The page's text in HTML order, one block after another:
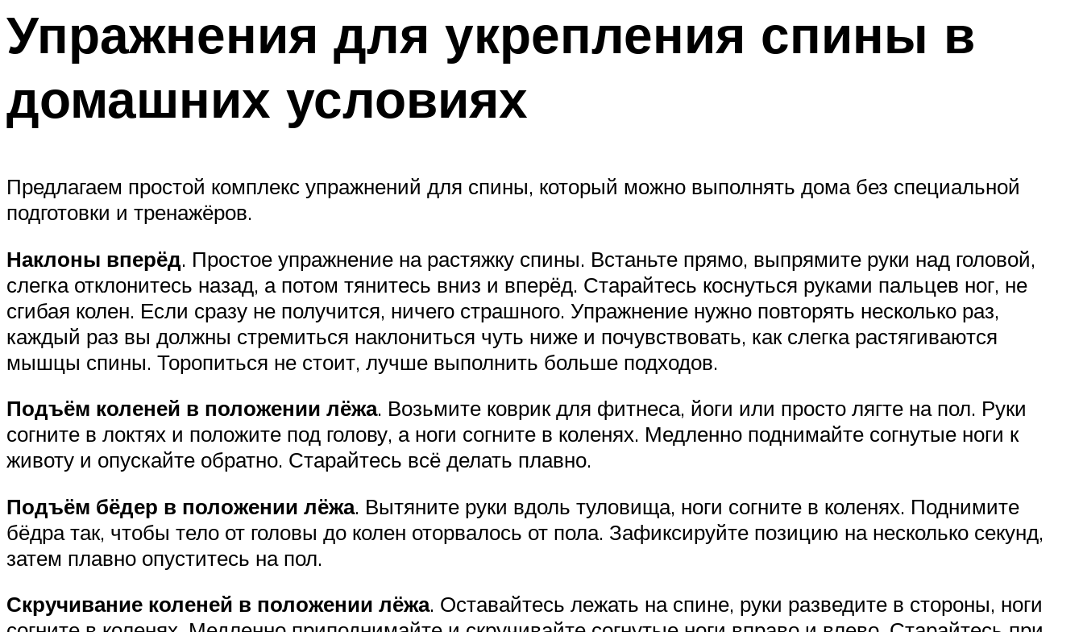
Упражнения для укрепления спины в
домашних условиях
Предлагаем простой комплекс упражнений для спины, который можно выполнять дома без специальной
подготовки и тренажёров.
Наклоны вперёд. Простое упражнение на растяжку спины. Встаньте прямо, выпрямите руки над головой,
слегка отклонитесь назад, а потом тянитесь вниз и вперёд. Старайтесь коснуться руками пальцев ног, не
сгибая колен. Если сразу не получится, ничего страшного. Упражнение нужно повторять несколько раз,
каждый раз вы должны стремиться наклониться чуть ниже и почувствовать, как слегка растягиваются
мышцы спины. Торопиться не стоит, лучше выполнить больше подходов.
Подъём коленей в положении лёжа. Возьмите коврик для фитнеса, йоги или просто лягте на пол. Руки
согните в локтях и положите под голову, а ноги согните в коленях. Медленно поднимайте согнутые ноги к
животу и опускайте обратно. Старайтесь всё делать плавно.
Подъём бёдер в положении лёжа. Вытяните руки вдоль туловища, ноги согните в коленях. Поднимите
бёдра так, чтобы тело от головы до колен оторвалось от пола. Зафиксируйте позицию на несколько секунд,
затем плавно опуститесь на пол.
Скручивание коленей в положении лёжа. Оставайтесь лежать на спине, руки разведите в стороны, ноги